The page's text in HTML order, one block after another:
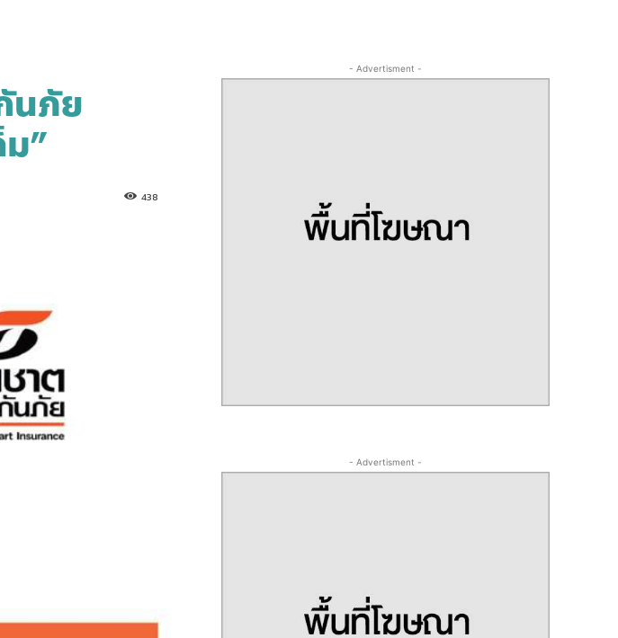
นภัย
”
438
- Advertisment -
- Advertisment -